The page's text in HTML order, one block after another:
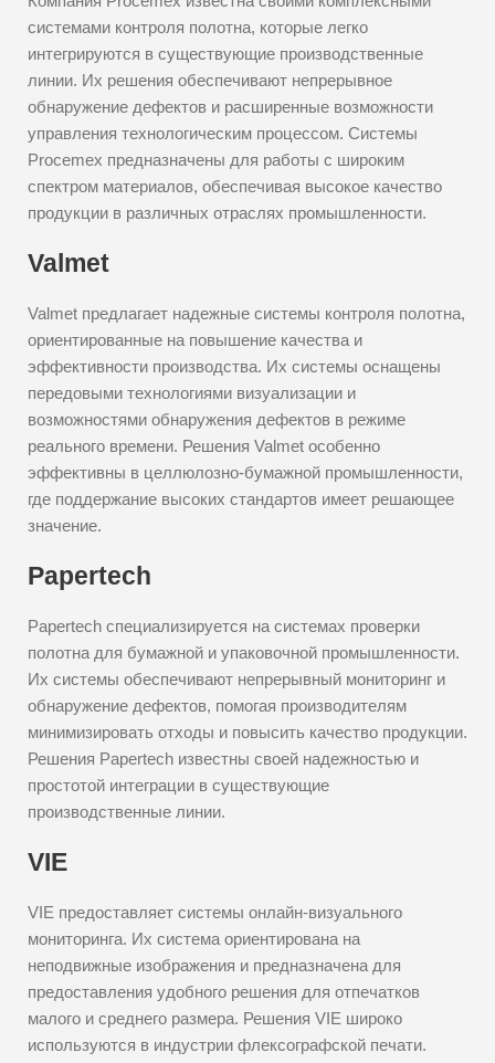
системами контроля полотна, которые легко
интегрируются в существующие производственные
линии. Их решения обеспечивают непрерывное
обнаружение дефектов и расширенные возможности
управления технологическим процессом. Системы
Procemex предназначены для работы с широким
спектром материалов, обеспечивая высокое качество
продукции в различных отраслях промышленности.
Valmet
Valmet предлагает надежные системы контроля полотна,
ориентированные на повышение качества и
эффективности производства. Их системы оснащены
передовыми технологиями визуализации и
возможностями обнаружения дефектов в режиме
реального времени. Решения Valmet особенно
эффективны в целлюлозно-бумажной промышленности,
где поддержание высоких стандартов имеет решающее
значение.
Papertech
Papertech специализируется на системах проверки
полотна для бумажной и упаковочной промышленности.
Их системы обеспечивают непрерывный мониторинг и
обнаружение дефектов, помогая производителям
минимизировать отходы и повысить качество продукции.
Решения Papertech известны своей надежностью и
простотой интеграции в существующие
производственные линии.
VIE
VIE предоставляет системы онлайн-визуального
мониторинга. Их система ориентирована на
неподвижные изображения и предназначена для
предоставления удобного решения для отпечатков
малого и среднего размера. Решения VIE широко
используются в индустрии флексографской печати.